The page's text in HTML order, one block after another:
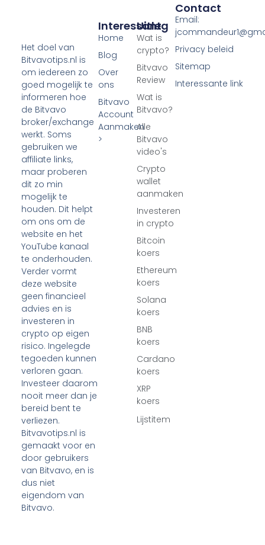
Het doel van
Bitvavotips.nl is
om iedereen zo
goed mogelijk te
informeren hoe
de Bitvavo
broker/exchange
werkt. Soms
gebruiken we
affiliate links,
maar proberen
dit zo min
mogelijk te
houden. Dit helpt
om ons om de
website en het
YouTube kanaal
te onderhouden.
Verder vormt
deze website
geen financieel
advies en is
investeren in
crypto op eigen
risico. Ingelegde
tegoeden kunnen
verloren gaan.
Investeer daarom
nooit meer dan je
bereid bent te
verliezen.
Bitvavotips.nl is
gemaakt voor en
door gebruikers
van Bitvavo, en is
dus niet
eigendom van
Bitvavo.
Uitleg
Wat is
crypto?
Bitvavo
Review
Wat is
Bitvavo?
Alle
Bitvavo
video's
Crypto
wallet
aanmaken
Investeren
in crypto
Bitcoin
koers
Ethereum
koers
Solana
koers
BNB
koers
Cardano
koers
XRP
koers
Lijstitem
Interessant
Home
Blog
Over
ons
Bitvavo
Account
Aanmaken
>
Contact
Email:
Privacy beleid
Sitemap
Interessante link